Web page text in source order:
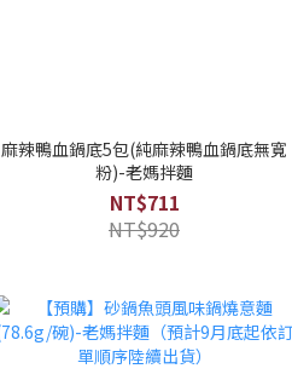
麻辣鴨血鍋底5包(純麻辣鴨血鍋底無寬
粉)-老媽拌麵
NT$711
NT$920